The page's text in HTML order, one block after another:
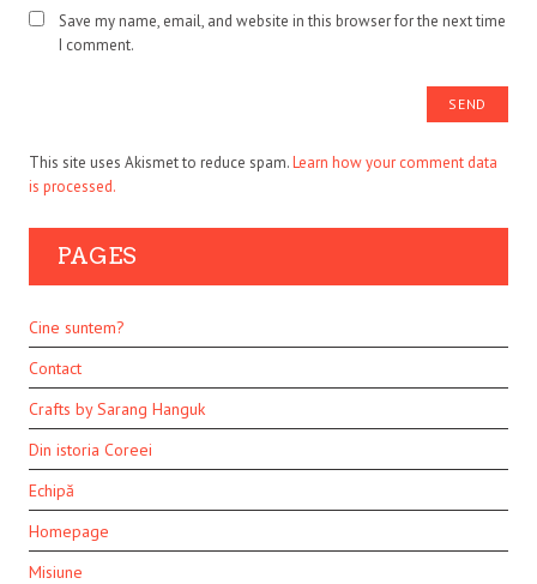
Save my name, email, and website in this browser for the next time
I comment.
This site uses Akismet to reduce spam.Learn how your comment data
is processed.
PAGES
Cine suntem?
Contact
Crafts by Sarang Hanguk
Din istoria Coreei
Echipă
Homepage
Misiune